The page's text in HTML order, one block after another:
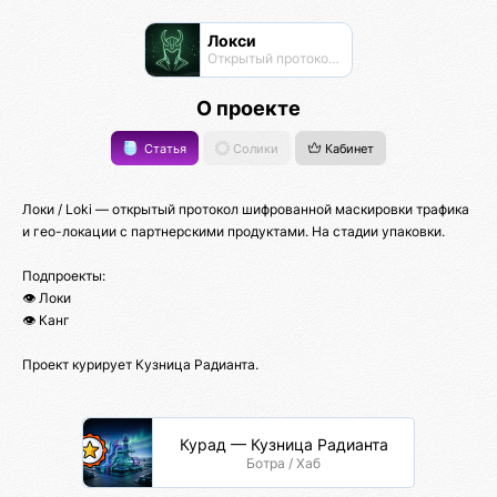
Локси
Открытый протокол маскировки трафика
О проекте
Статья Солики Кабинет
Локи / Loki — открытый протокол шифрованной маскировки трафика
и гео-локации с партнерскими продуктами. На стадии упаковки.
Подпроекты:
👁️ Локи
👁️ Канг
Проект курирует Кузница Радианта.
Курад — Кузница Радианта
Ботра / Хаб